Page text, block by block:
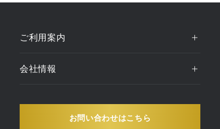
ご利用案内
会社情報
お問い合わせはこちら